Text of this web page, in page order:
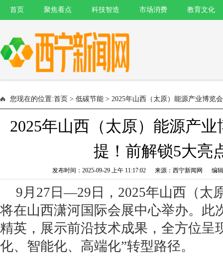
首页 聚焦看点 科技智造 市场消费 教育文化
您现在的位置:首页 > 低碳节能 > 2025年山西（太原）能源产业博览
2025年山西（太原）能源产
提！前解锁5大亮
发布时间：2025-09-29 上午 11:17:02 来源：西宁新闻网 编
9月27日—29日，2025年山西（太
将在山西潇河国际会展中心举办。此
精英，展示前沿技术成果，全方位呈
化、智能化、高端化”转型路径。